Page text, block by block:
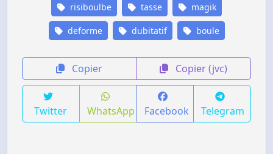
risiboulbe tasse magik
deforme dubitatif boule
Copier Copier (jvc)
Twitter WhatsApp Facebook Telegram